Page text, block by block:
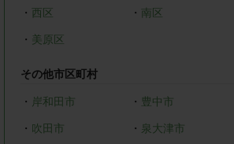
・ 西区 ・ 南区
・ 美原区
その他市区町村
・ 岸和田市 ・ 豊中市
・ 吹田市 ・ 泉大津市